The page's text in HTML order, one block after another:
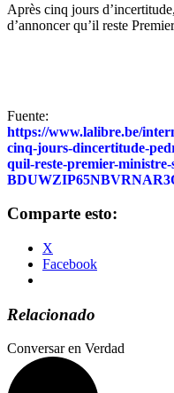
Après cinq jours
d’annoncer qu’il reste
Fuente:
https://www.lalibre.be/
cinq-jours-dincertitude-
quil-reste-premier-
Comparte esto:
X
Facebook
Relacionado
Conversar en Verdad